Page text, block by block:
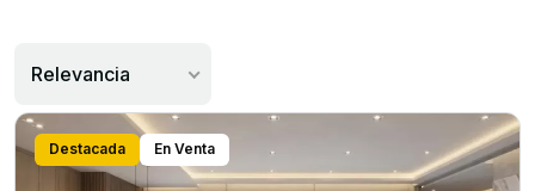
Relevancia
Destacada En Venta